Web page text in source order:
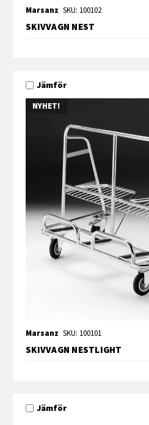
Marsanz SKU: 100102
SKIVVAGN NEST
NYHET!
Jämför
Marsanz SKU: 100101
SKIVVAGN NESTLIGHT
Jämför